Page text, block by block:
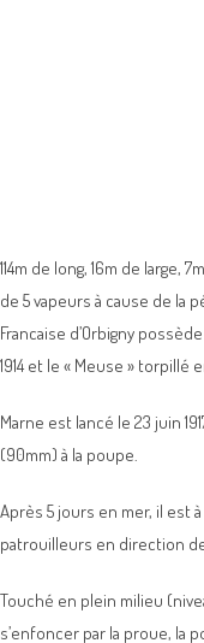
114m de long, 16m de large,
de 5 vapeurs à cause de la
Francaise d’Orbigny
1914 et le « Meuse » torpillé
Marne est lancé le 23 juin
(90mm) à la poupe.
Après 5 jours en mer, il est
patrouilleurs en direction
Touché en plein milieu
s’enfoncer par la proue, la